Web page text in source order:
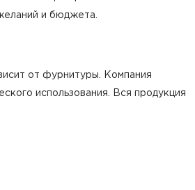
и бюджета.
от фурнитуры. Компания
использования. Вся продукция